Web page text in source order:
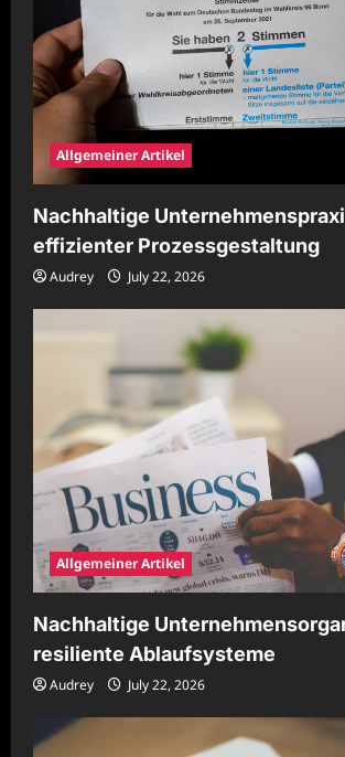
Allgemeiner Artikel
Nachhaltige
effizienter Prozessgestaltung
Audrey July 22, 2026
Allgemeiner Artikel
Nachhaltige
resiliente Ablaufsysteme
Audrey July 22, 2026